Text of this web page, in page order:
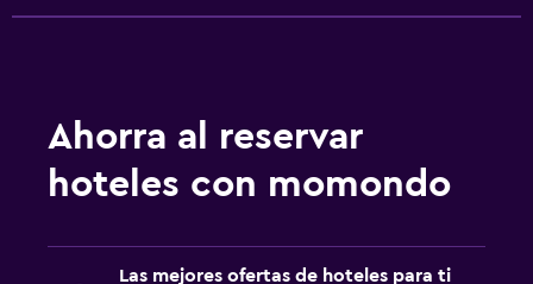
Ahorra al reservar
hoteles con momondo
Las mejores ofertas de hoteles para ti